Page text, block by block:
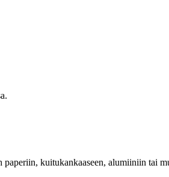
kuitukankaaseen, alumiiniin tai